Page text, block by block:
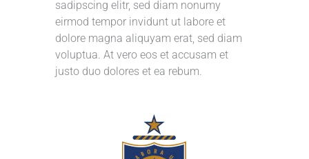
sadipscing elitr, sed diam nonumy
eirmod tempor invidunt ut labore et
dolore magna aliquyam erat, sed diam
voluptua. At vero eos et accusam et
justo duo dolores et ea rebum.